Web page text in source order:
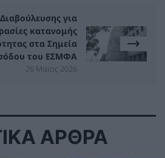
για
κατανομής
στα Σημεία
του ΕΣΜΦΑ
26 Μαϊος 2026
ΑΡΘΡΑ